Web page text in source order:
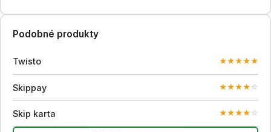
Podobné produkty
Twisto ★★★★★
Skippay ★★★★ ☆
Skip karta ★★★★ ☆